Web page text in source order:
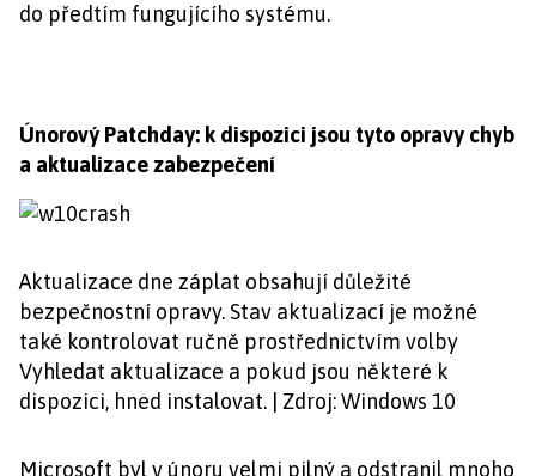
do předtím fungujícího systému.
Únorový Patchday: k dispozici jsou tyto opravy chyb
a aktualizace zabezpečení
Aktualizace dne záplat obsahují důležité
bezpečnostní opravy. Stav aktualizací je možné
také kontrolovat ručně prostřednictvím volby
Vyhledat aktualizace a pokud jsou některé k
dispozici, hned instalovat. | Zdroj: Windows 10
Microsoft byl v únoru velmi pilný a odstranil mnoho